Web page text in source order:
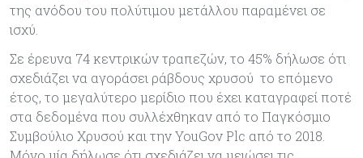
της ανόδου του πολύτιμου μετάλλου παραμένει σε
ισχύ.
Σε έρευνα 74 κεντρικών τραπεζών, το 45% δήλωσε ότι
σχεδιάζει να αγοράσει ράβδους χρυσού το επόμενο
έτος, το μεγαλύτερο μερίδιο που έχει καταγραφεί ποτέ
στα δεδομένα που συλλέχθηκαν από το Παγκόσμιο
Συμβούλιο Χρυσού και την YouGov Plc από το 2018.